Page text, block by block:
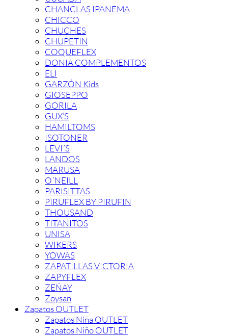
CHANCLAS IPANEMA
CHICCO
CHUCHES
CHUPETIN
COQUEFLEX
DONIA COMPLEMENTOS
ELI
GARZÓN Kids
GIOSEPPO
GORILA
GUX’S
HAMILTOMS
ISOTONER
LEVI´S
LANDOS
MARUSA
O´NEILL
PARISITTAS
PIRUFLEX BY PIRUFIN
THOUSAND
TITANITOS
UNISA
WIKERS
YOWAS
ZAPATILLAS VICTORIA
ZAPYFLEX
ZEÑAY
Zoysan
Zapatos OUTLET
Zapatos Niña OUTLET
Zapatos Niño OUTLET